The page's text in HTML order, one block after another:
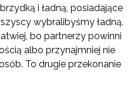
i ładną, posiadające
wybralibyśmy ładną.
bo partnerzy powinni
albo przynajmniej nie
To drugie przekonanie